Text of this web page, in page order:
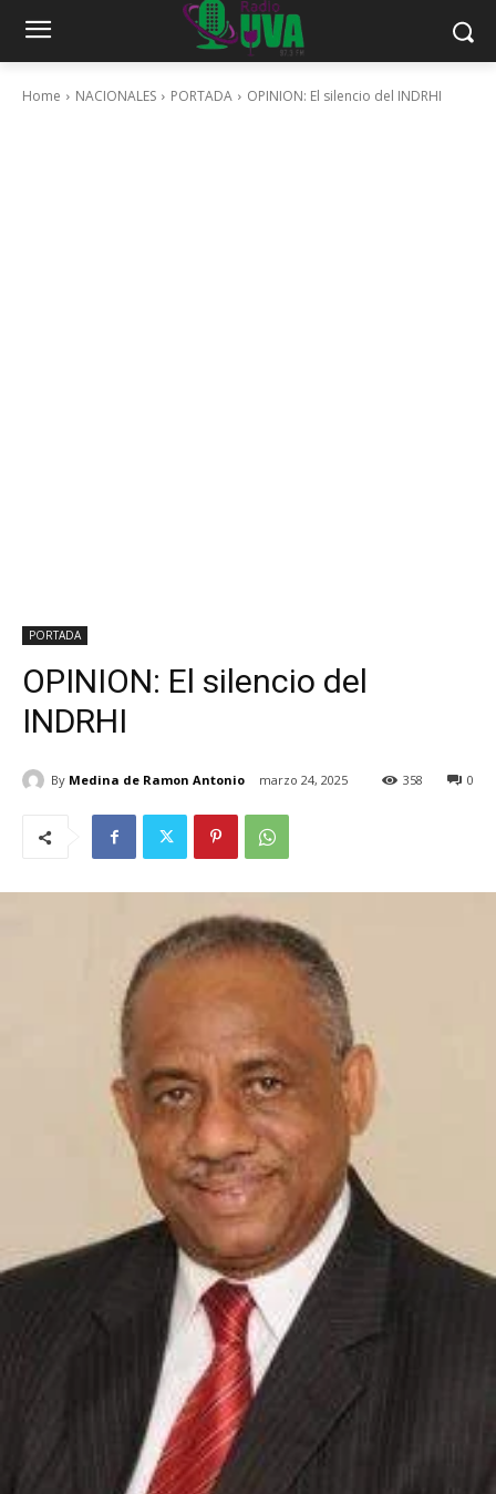
Home NACIONALES PORTADA OPINION: El silencio del INDRHI
PORTADA
OPINION: El silencio del
INDRHI
By Medina de Ramon Antonio marzo 24, 2025 0
358